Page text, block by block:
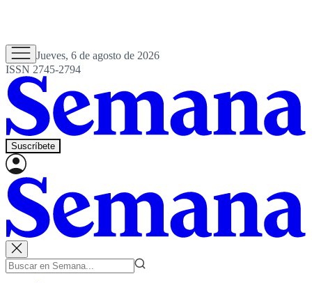
Jueves, 6 de agosto de 2026
ISSN 2745-2794
Suscríbete